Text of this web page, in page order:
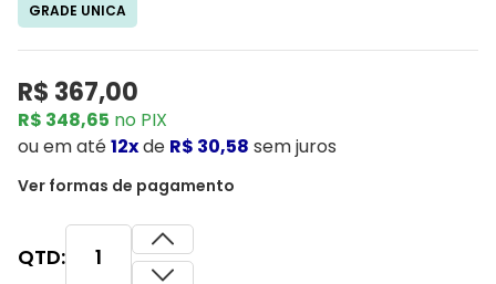
R$ 367,00
R$ 348,65 no PIX
ouem até12xde R$ 30,58 sem juros
Ver formas de pagamento
GRADE UNICA
QTD: